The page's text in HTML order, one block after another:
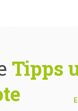
Tipps